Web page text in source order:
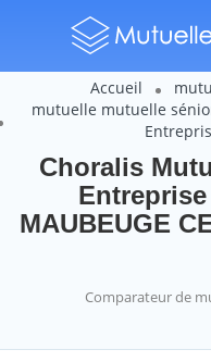
Accueil
mutuelle mutuelle
Choralis
MAUBEUGE
Comparateur de